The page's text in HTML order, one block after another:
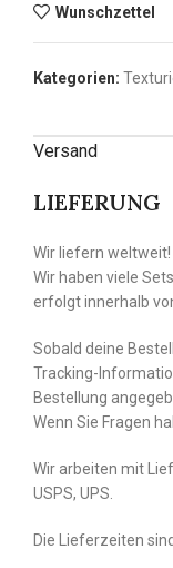
Wunschzettel
Kategorien:
Versand
LIEFERUNG
Wir liefern weltweit!
Wir haben viele
erfolgt innerhalb
Sobald deine
Tracking-
Bestellung
Wenn Sie Fragen
Wir arbeiten mit
USPS, UPS.
Die Lieferzeiten